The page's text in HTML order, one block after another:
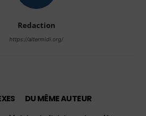
Redaction
https://altermidi.org/
DU MÊME AUTEUR